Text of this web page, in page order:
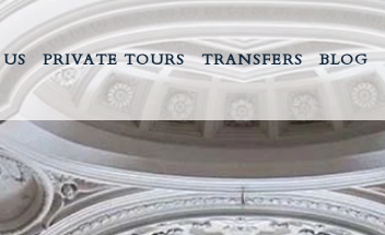
PRIVATE TOURS TRANSFERS BLOG